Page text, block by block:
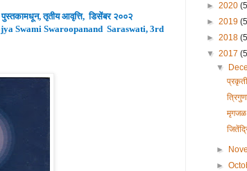
पुस्तकामधून,तृतीयआवृत्ति, डिसेंबर २००२
Swami Swaroopanand Saraswati, 3rd
► 2020
► 2019
► 2018
▼ 2017
▼
मृगजळ
►
►